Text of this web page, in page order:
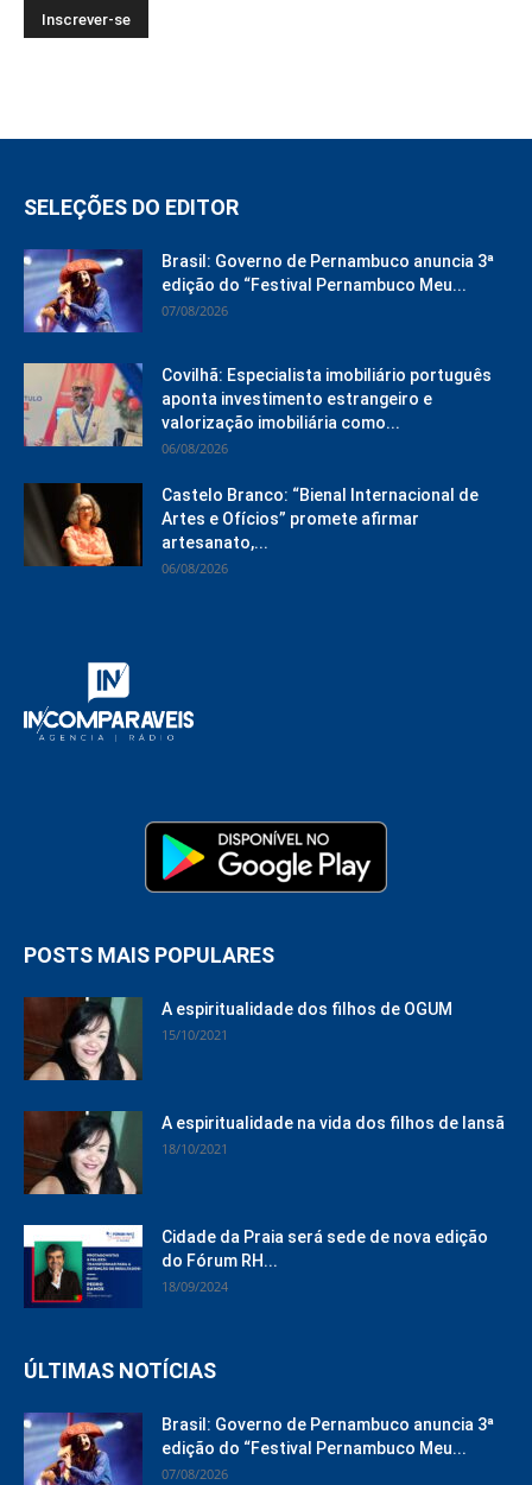
SELEÇÕES DO EDITOR
Brasil: Governo de Pernambuco anuncia 3ª
edição do “Festival Pernambuco Meu...
07/08/2026
Covilhã: Especialista imobiliário português
aponta investimento estrangeiro e
valorização imobiliária como...
06/08/2026
Castelo Branco: “Bienal Internacional de
Artes e Ofícios” promete afirmar
artesanato,...
06/08/2026
POSTS MAIS POPULARES
A espiritualidade dos filhos de OGUM
15/10/2021
A espiritualidade na vida dos filhos de Iansã
18/10/2021
Cidade da Praia será sede de nova edição
do Fórum RH...
18/09/2024
ÚLTIMAS NOTÍCIAS
Brasil: Governo de Pernambuco anuncia 3ª
edição do “Festival Pernambuco Meu...
07/08/2026